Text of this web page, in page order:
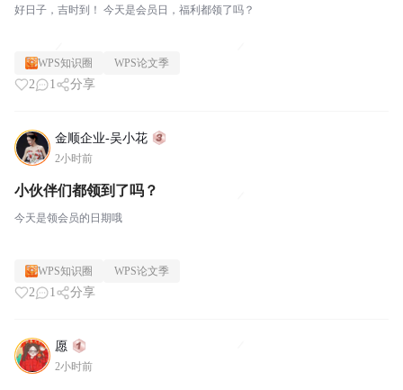
好日子，吉时到！ 今天是会员日，福利都领了吗？
WPS知识圈 WPS论文季
2 1 分享
金顺企业-吴小花
2小时前
小伙伴们都领到了吗？
今天是领会员的日期哦
WPS知识圈 WPS论文季
2 1 分享
愿
2小时前